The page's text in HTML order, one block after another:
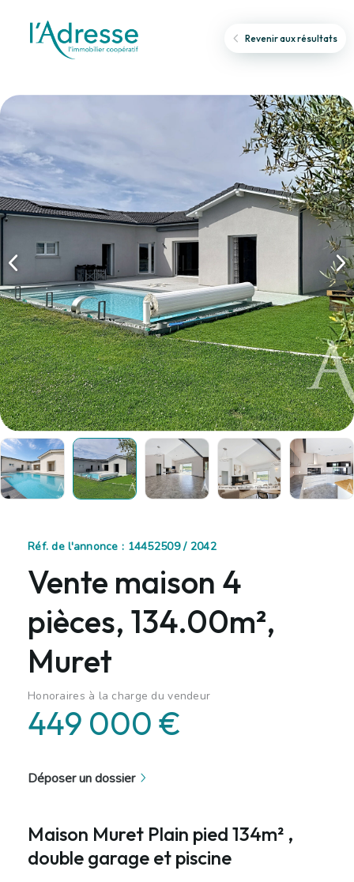
Revenir aux résultats
Réf. de l'annonce : 14452509 / 2042
Vente maison 4
pièces, 134.00m²,
Muret
Honoraires à la charge du vendeur
449 000 €
Déposer un dossier
Maison Muret Plain pied 134m² ,
double garage et piscine